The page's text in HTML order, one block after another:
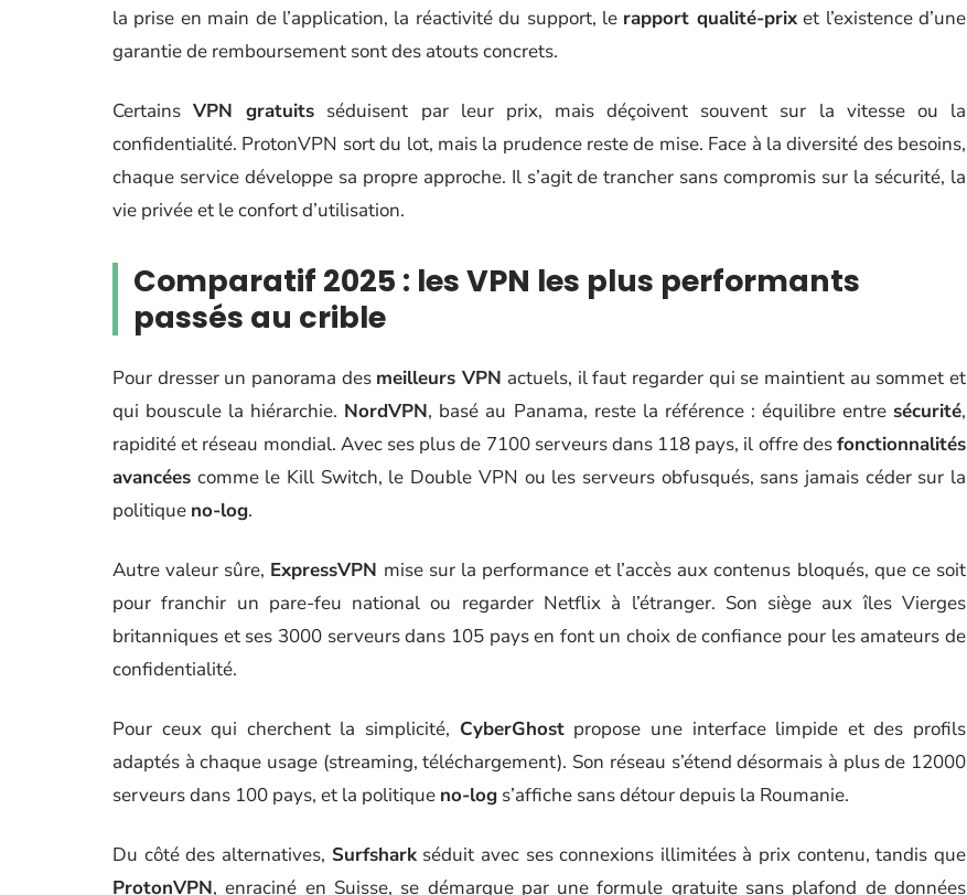
la prise en main de l’application, la réactivité du support, le rapport qualité-prixet l’existence d’une
garantie de remboursement sont des atouts concrets.
CertainsVPN gratuits séduisent par leur prix, mais déçoivent souvent sur la vitesse ou la
confidentialité. ProtonVPN sort du lot, mais la prudence reste de mise. Face à la diversité des besoins,
chaque service développe sa propre approche. Il s’agit de trancher sans compromis sur la sécurité, la
vie privée et le confort d’utilisation.
Comparatif 2025 : les VPN les plus performants
passés au crible
Pour dresser un panorama des meilleurs VPN actuels, il faut regarder qui se maintient au sommet et
qui bouscule la hiérarchie. NordVPN, basé au Panama, reste la référence : équilibre entre sécurité,
rapidité et réseau mondial. Avec ses plus de 7100 serveurs dans 118 pays, il offre desfonctionnalités
avancées comme le Kill Switch, le Double VPN ou les serveurs obfusqués, sans jamais céder sur la
politique no-log.
Autre valeur sûre, ExpressVPN mise sur la performance et l’accès aux contenus bloqués, que ce soit
pour franchir un pare-feu national ou regarder Netflix à l’étranger. Son siège aux îles Vierges
britanniques et ses 3000 serveurs dans 105 pays en font un choix de confiance pour les amateurs de
confidentialité.
Pour ceux qui cherchent la simplicité, CyberGhostpropose une interface limpide et des profils
adaptés à chaque usage (streaming, téléchargement). Son réseau s’étend désormais à plus de 12000
serveurs dans 100 pays, et la politique no-log s’affiche sans détour depuis la Roumanie.
Du côté des alternatives, Surfsharkséduit avec ses connexions illimitées à prix contenu, tandis que
ProtonVPN, enraciné en Suisse, se démarque par une formule gratuite sans plafond de données